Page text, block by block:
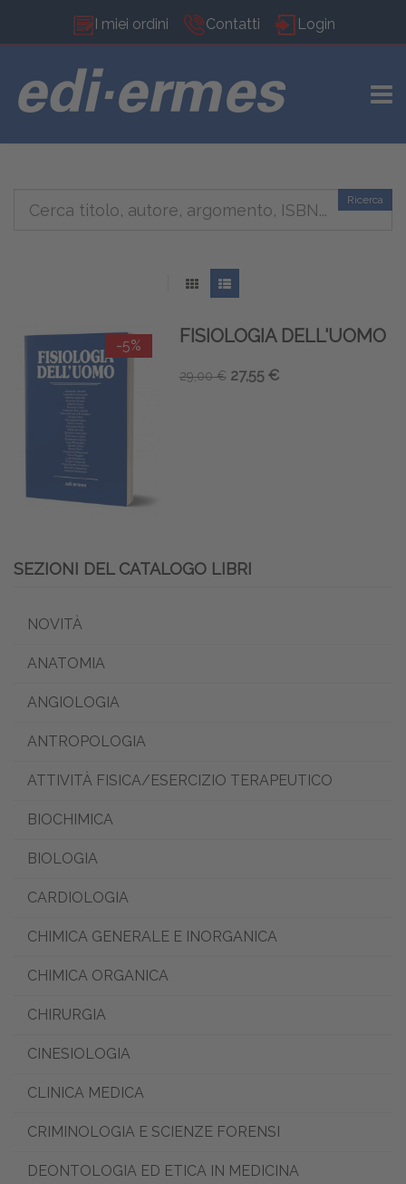
I miei ordini Contatti Login
Ricerca
-5% FISIOLOGIA DELL'UOMO
29,00 € 27,55 €
SEZIONI DEL CATALOGO LIBRI
NOVITÀ
ANATOMIA
ANGIOLOGIA
ANTROPOLOGIA
ATTIVITÀ FISICA/ESERCIZIO TERAPEUTICO
BIOCHIMICA
BIOLOGIA
CARDIOLOGIA
CHIMICA GENERALE E INORGANICA
CHIMICA ORGANICA
CHIRURGIA
CINESIOLOGIA
CLINICA MEDICA
CRIMINOLOGIA E SCIENZE FORENSI
DEONTOLOGIA ED ETICA IN MEDICINA